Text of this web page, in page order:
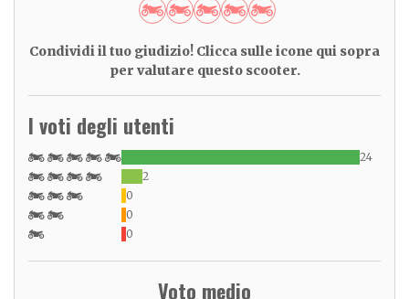
Condividi il tuo giudizio! Clicca sulle icone qui sopra
per valutare questo scooter.
I voti degli utenti
24
2
0
0
0
Voto medio